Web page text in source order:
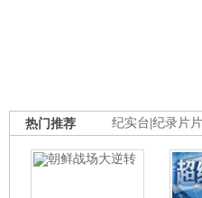
纪实台 纪录片
热门推荐